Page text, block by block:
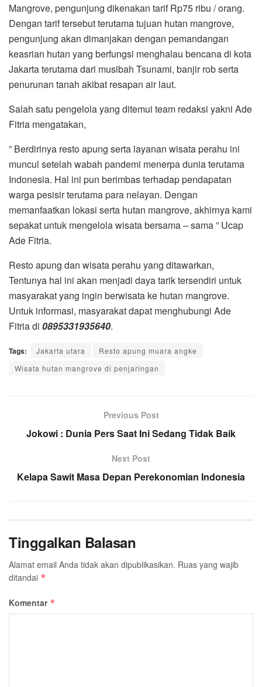
Mangrove, pengunjung dikenakan tarif Rp75 ribu / orang.
Dengan tarif tersebut terutama tujuan hutan mangrove,
pengunjung akan dimanjakan dengan pemandangan
keasrian hutan yang berfungsi menghalau bencana di kota
Jakarta terutama dari musibah Tsunami, banjir rob serta
penurunan tanah akibat resapan air laut.
Salah satu pengelola yang ditemui team redaksi yakni Ade
Fitria mengatakan,
” Berdirinya resto apung serta layanan wisata perahu ini
muncul setelah wabah pandemi menerpa dunia terutama
Indonesia. Hal ini pun berimbas terhadap pendapatan
warga pesisir terutama para nelayan. Dengan
memanfaatkan lokasi serta hutan mangrove, akhirnya kami
sepakat untuk mengelola wisata bersama – sama ” Ucap
Ade Fitria.
Resto apung dan wisata perahu yang ditawarkan,
Tentunya hal ini akan menjadi daya tarik tersendiri untuk
masyarakat yang ingin berwisata ke hutan mangrove.
Untuk informasi, masyarakat dapat menghubungi Ade
Fitria di 0895331935640.
Tags: Jakarta utara
Resto apung muara angke
Wisata hutan mangrove di penjaringan
Previous Post
Jokowi : Dunia Pers Saat Ini Sedang Tidak Baik
Next Post
Kelapa Sawit Masa Depan Perekonomian Indonesia
Tinggalkan Balasan
Alamat email Anda tidak akan dipublikasikan. Ruas yang wajib
ditandai *
Komentar *